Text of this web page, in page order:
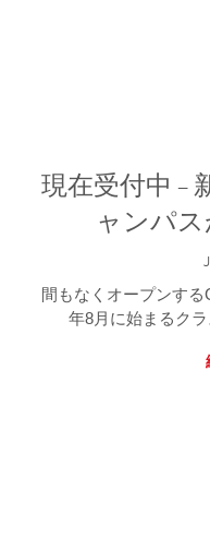
現在受付中 –
ャンパ
間もなくオープンす
年8月に始まるク